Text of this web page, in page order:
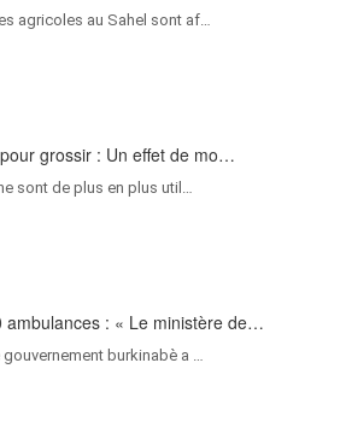
agricoles au Sahel sont af…
grossir : Un effet de mo…
sont de plus en plus util…
ambulances : « Le ministère de…
burkinabè a …